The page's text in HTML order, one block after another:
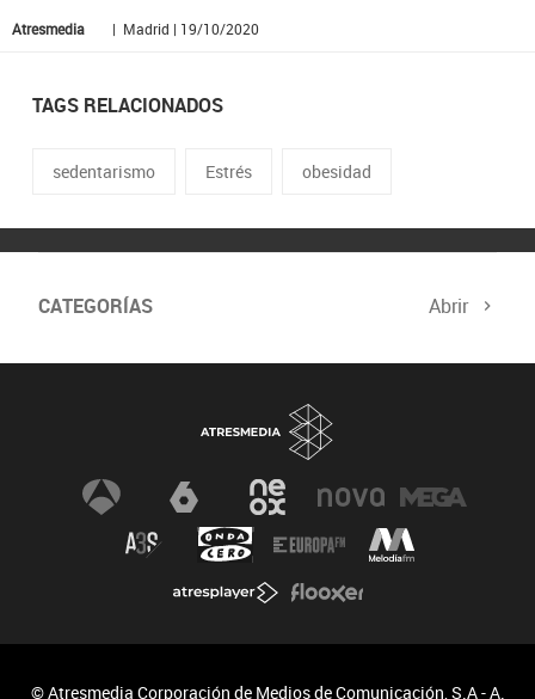
Atresmedia | Madrid | 19/10/2020
TAGS RELACIONADOS
sedentarismo Estrés obesidad
CATEGORÍAS Abrir
© Atresmedia Corporación de Medios de Comunicación, S.A - A.